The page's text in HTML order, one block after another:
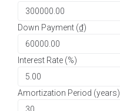
Down Payment (₫)
Interest Rate (%)
Amortization Period (years)